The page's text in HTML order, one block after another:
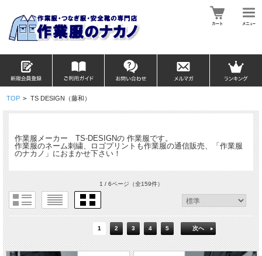
TOP > TS DESIGN（藤和）
作業服メーカー TS-DESIGNの 作業服です。
作業服のネーム刺繍、ロゴプリントも作業服の通信販売、「作業服
のナカノ」におまかせ下さい！
1 / 6ページ（全159件）
1 2 3 4 5 次へ